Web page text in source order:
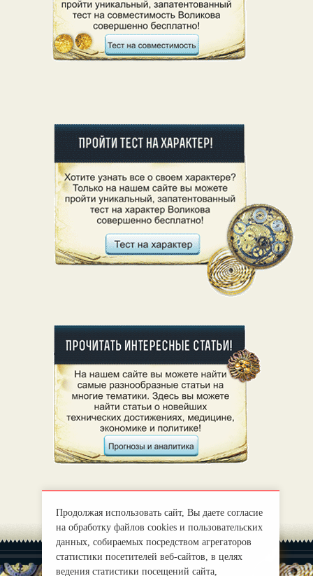
Продолжая использовать сайт, Вы даете согласие
на обработку файлов cookies и пользовательских
данных, собираемых посредством агрегаторов
статистики посетителей веб-сайтов, в целях
ведения статистики посещений сайта,